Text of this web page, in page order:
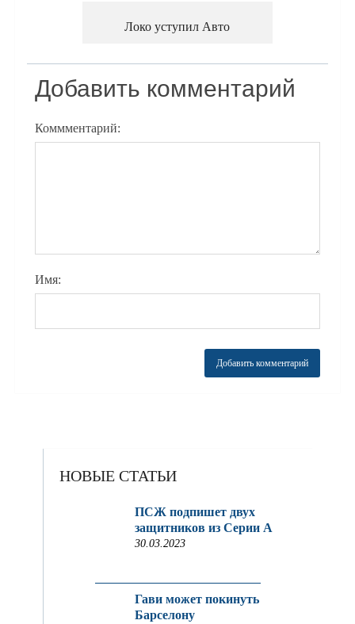
Локо уступил Авто
Добавить комментарий
Коммментарий:
Имя:
НОВЫЕ СТАТЬИ
ПСЖ подпишет двух
защитников из Серии A
30.03.2023
Гави может покинуть
Барселону